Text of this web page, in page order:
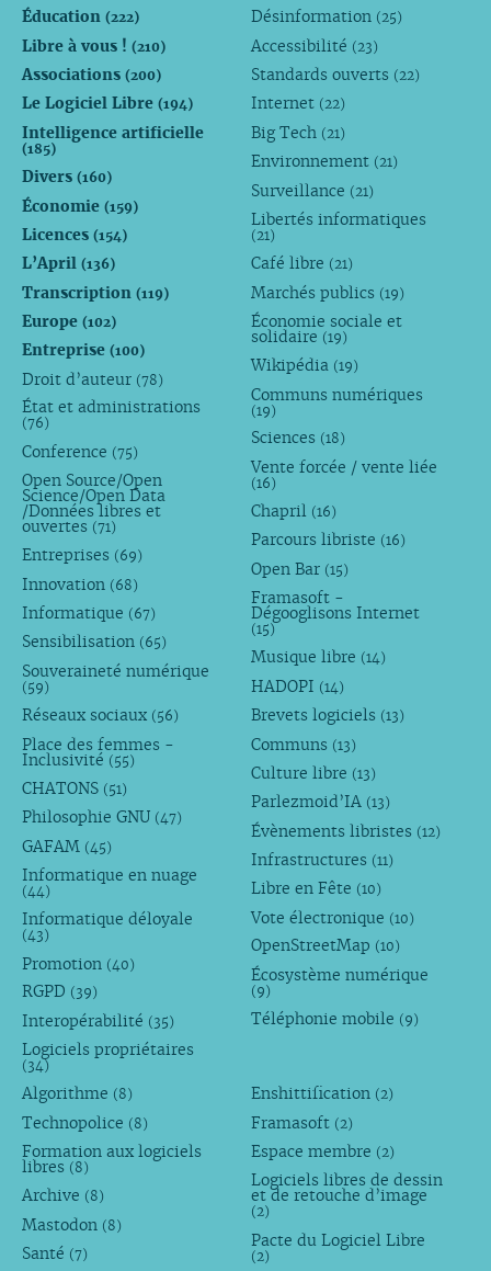
Éducation (222)
Libre à vous ! (210)
Associations (200)
Le Logiciel Libre (194)
Intelligence artificielle
(185)
Divers (160)
Économie (159)
Licences (154)
L’April (136)
Transcription (119)
Europe (102)
Entreprise (100)
Droit d’auteur (78)
État et administrations
(76)
Conference (75)
Open Source/Open
Science/Open Data
/Données libres et
ouvertes (71)
Entreprises (69)
Innovation (68)
Informatique (67)
Sensibilisation (65)
Souveraineté numérique
(59)
Réseaux sociaux (56)
Place des femmes -
Inclusivité (55)
CHATONS (51)
Philosophie GNU (47)
GAFAM (45)
Informatique en nuage
(44)
Informatique déloyale
(43)
Promotion (40)
RGPD (39)
Interopérabilité (35)
Logiciels propriétaires
(34)
Désinformation (25)
Accessibilité (23)
Standards ouverts (22)
Internet (22)
Big Tech (21)
Environnement (21)
Surveillance (21)
Libertés informatiques
(21)
Café libre (21)
Marchés publics (19)
Économie sociale et
solidaire (19)
Wikipédia (19)
Communs numériques
(19)
Sciences (18)
Vente forcée / vente liée
(16)
Chapril (16)
Parcours libriste (16)
Open Bar (15)
Framasoft -
Dégooglisons Internet
(15)
Musique libre (14)
HADOPI (14)
Brevets logiciels (13)
Communs (13)
Culture libre (13)
Parlezmoid’IA (13)
Évènements libristes (12)
Infrastructures (11)
Libre en Fête (10)
Vote électronique (10)
OpenStreetMap (10)
Écosystème numérique
(9)
Téléphonie mobile (9)
Algorithme (8)
Technopolice (8)
Formation aux logiciels
libres (8)
Archive (8)
Mastodon (8)
Santé (7)
Enshittification (2)
Framasoft (2)
Espace membre (2)
Logiciels libres de dessin
et de retouche d’image
(2)
Pacte du Logiciel Libre
(2)